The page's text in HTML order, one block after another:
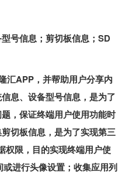
号信息；剪切板信息；SD
汇APP，并帮助用户分享内
息、设备型号信息，是为了
，保证终端用户使用功能时
切板信息，是为了实现第三
权限，目的实现终端用户使
进行头像设置；收集应用列